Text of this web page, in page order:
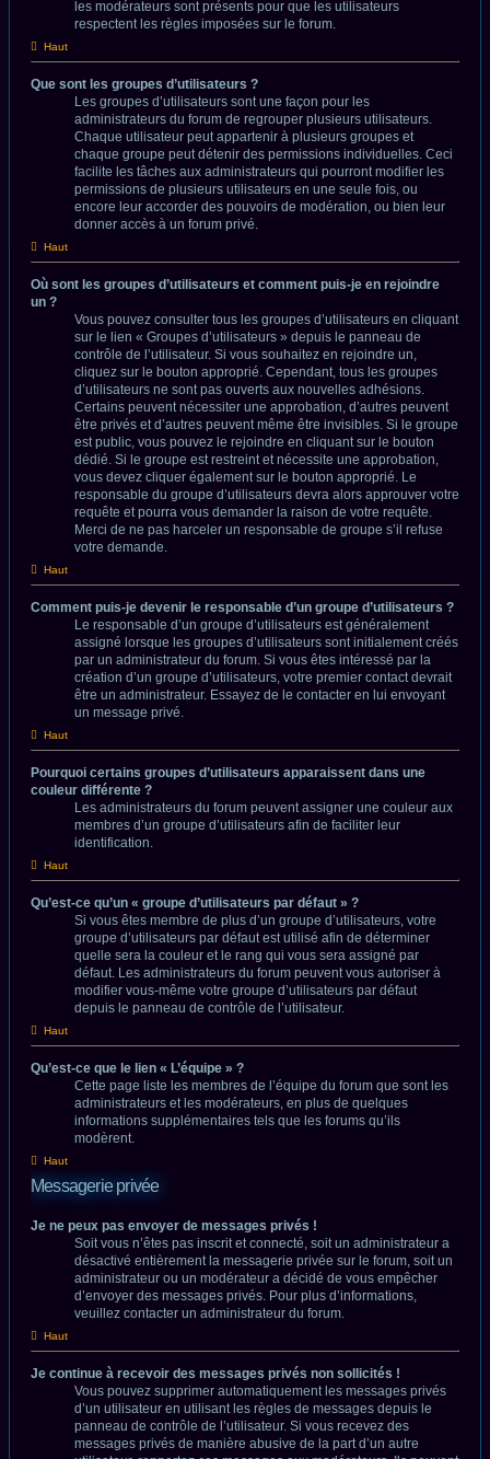
les modérateurs sont présents pour que les utilisateurs
respectent les règles imposées sur le forum.
Haut
Que sont les groupes d’utilisateurs ?
Les groupes d’utilisateurs sont une façon pour les
administrateurs du forum de regrouper plusieurs utilisateurs.
Chaque utilisateur peut appartenir à plusieurs groupes et
chaque groupe peut détenir des permissions individuelles. Ceci
facilite les tâches aux administrateurs qui pourront modifier les
permissions de plusieurs utilisateurs en une seule fois, ou
encore leur accorder des pouvoirs de modération, ou bien leur
donner accès à un forum privé.
Haut
Où sont les groupes d’utilisateurs et comment puis-je en rejoindre
un ?
Vous pouvez consulter tous les groupes d’utilisateurs en cliquant
sur le lien « Groupes d’utilisateurs » depuis le panneau de
contrôle de l’utilisateur. Si vous souhaitez en rejoindre un,
cliquez sur le bouton approprié. Cependant, tous les groupes
d’utilisateurs ne sont pas ouverts aux nouvelles adhésions.
Certains peuvent nécessiter une approbation, d’autres peuvent
être privés et d’autres peuvent même être invisibles. Si le groupe
est public, vous pouvez le rejoindre en cliquant sur le bouton
dédié. Si le groupe est restreint et nécessite une approbation,
vous devez cliquer également sur le bouton approprié. Le
responsable du groupe d’utilisateurs devra alors approuver votre
requête et pourra vous demander la raison de votre requête.
Merci de ne pas harceler un responsable de groupe s’il refuse
votre demande.
Haut
Comment puis-je devenir le responsable d’un groupe d’utilisateurs ?
Le responsable d’un groupe d’utilisateurs est généralement
assigné lorsque les groupes d’utilisateurs sont initialement créés
par un administrateur du forum. Si vous êtes intéressé par la
création d’un groupe d’utilisateurs, votre premier contact devrait
être un administrateur. Essayez de le contacter en lui envoyant
un message privé.
Haut
Pourquoi certains groupes d’utilisateurs apparaissent dans une
couleur différente ?
Les administrateurs du forum peuvent assigner une couleur aux
membres d’un groupe d’utilisateurs afin de faciliter leur
identification.
Haut
Qu’est-ce qu’un « groupe d’utilisateurs par défaut » ?
Si vous êtes membre de plus d’un groupe d’utilisateurs, votre
groupe d’utilisateurs par défaut est utilisé afin de déterminer
quelle sera la couleur et le rang qui vous sera assigné par
défaut. Les administrateurs du forum peuvent vous autoriser à
modifier vous-même votre groupe d’utilisateurs par défaut
depuis le panneau de contrôle de l’utilisateur.
Haut
Qu’est-ce que le lien « L’équipe » ?
Cette page liste les membres de l’équipe du forum que sont les
administrateurs et les modérateurs, en plus de quelques
informations supplémentaires tels que les forums qu’ils
modèrent.
Haut
Messagerie privée
Je ne peux pas envoyer de messages privés !
Soit vous n’êtes pas inscrit et connecté, soit un administrateur a
désactivé entièrement la messagerie privée sur le forum, soit un
administrateur ou un modérateur a décidé de vous empêcher
d’envoyer des messages privés. Pour plus d’informations,
veuillez contacter un administrateur du forum.
Haut
Je continue à recevoir des messages privés non sollicités !
Vous pouvez supprimer automatiquement les messages privés
d’un utilisateur en utilisant les règles de messages depuis le
panneau de contrôle de l’utilisateur. Si vous recevez des
messages privés de manière abusive de la part d’un autre